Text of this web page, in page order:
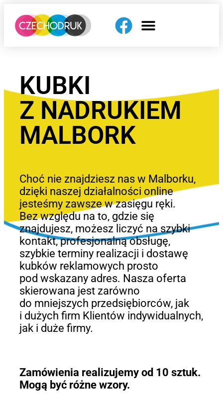
KUBKI
Z NADRUKIEM
MALBORK
Choć nie znajdziesz nas w Malborku,
dzięki naszej działalności online
jesteśmy zawsze w zasięgu ręki.
Bez względu na to, gdzie się
znajdujesz, możesz liczyć na szybki
kontakt, profesjonalną obsługę,
szybkie terminy realizacji i dostawę
kubków reklamowych prosto
pod wskazany adres. Nasza oferta
skierowana jest zarówno
do mniejszych przedsiębiorców, jak
i dużych firm Klientów indywidualnych,
jak i duże firmy.
Zamówienia realizujemy od 10 sztuk.
Mogą być różne wzory.